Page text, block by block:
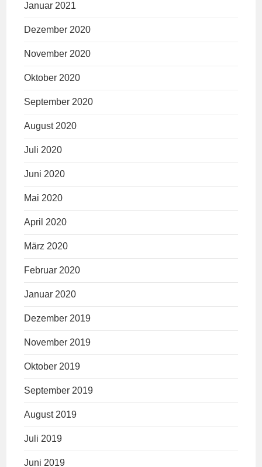
Januar 2021
Dezember 2020
November 2020
Oktober 2020
September 2020
August 2020
Juli 2020
Juni 2020
Mai 2020
April 2020
März 2020
Februar 2020
Januar 2020
Dezember 2019
November 2019
Oktober 2019
September 2019
August 2019
Juli 2019
Juni 2019